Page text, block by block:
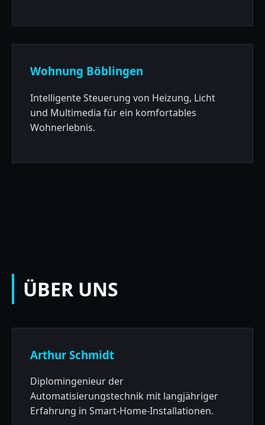
Wohnung Böblingen
Intelligente Steuerung von Heizung, Licht
und Multimedia für ein komfortables
Wohnerlebnis.
ÜBER UNS
Arthur Schmidt
Diplomingenieur der
Automatisierungstechnik mit langjähriger
Erfahrung in Smart-Home-Installationen.